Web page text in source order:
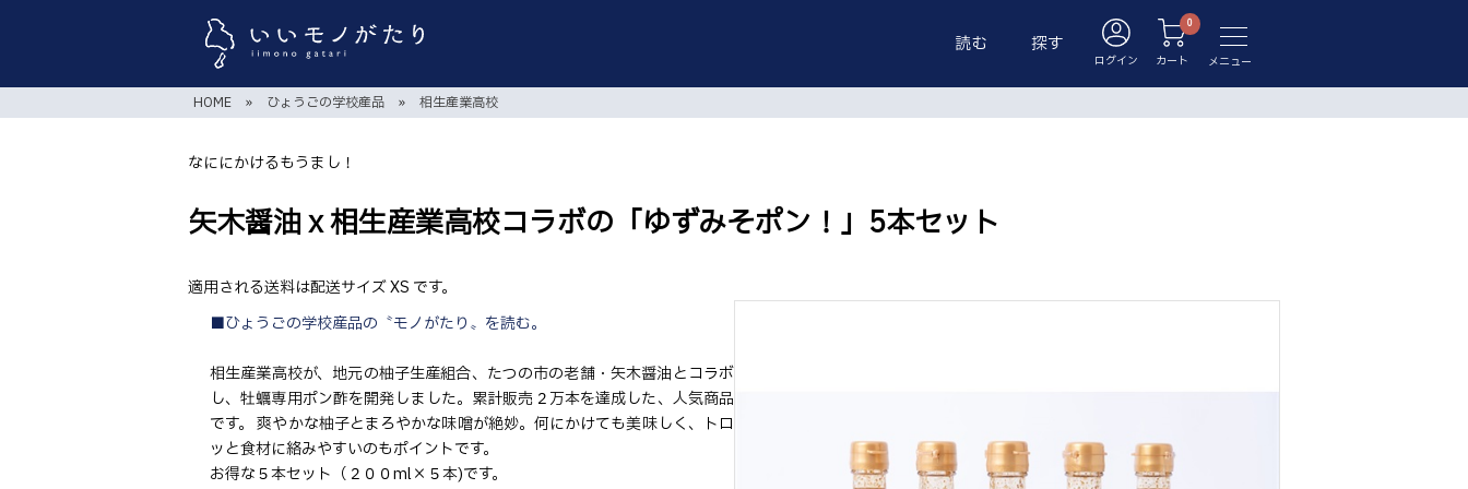
読む 探す
ログイン カート メニュー
HOME » ひょうごの学校産品 » 相生産業高校
なににかけるもうまし！
矢木醤油 x 相生産業高校コラボの「ゆずみそポン！」5本セット
適用される送料は配送サイズ XS です。
■ひょうごの学校産品の〝モノがたり〟を読む。
相生産業高校が、地元の柚子生産組合、たつの市の老舗・矢木醤油とコラボ
し、牡蠣専用ポン酢を開発しました。累計販売２万本を達成した、人気商品
です。 爽やかな柚子とまろやかな味噌が絶妙。何にかけても美味しく、トロ
ッと食材に絡みやすいのもポイントです。
お得な５本セット（２００ml×５本)です。